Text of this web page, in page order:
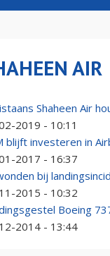
AIR
Shaheen Air
2019 - 10:11
blijft investeren in
2017 - 16:37
bij
2015 - 10:32
Boeing
2014 - 13:44